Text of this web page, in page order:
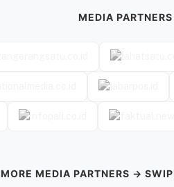
MEDIA PARTNERS
MORE MEDIA PARTNERS →